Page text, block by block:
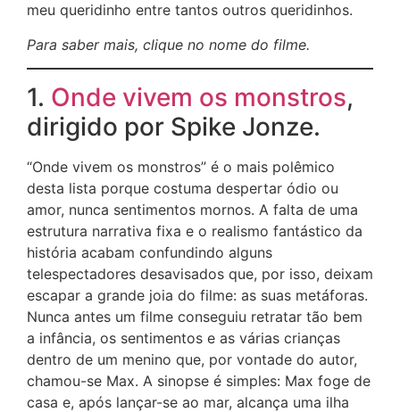
meu queridinho entre tantos outros queridinhos.
Para saber mais, clique no nome do filme.
1. Onde vivem os monstros,
dirigido por Spike Jonze.
“Onde vivem os monstros” é o mais polêmico
desta lista porque costuma despertar ódio ou
amor, nunca sentimentos mornos. A falta de uma
estrutura narrativa fixa e o realismo fantástico da
história acabam confundindo alguns
telespectadores desavisados que, por isso, deixam
escapar a grande joia do filme: as suas metáforas.
Nunca antes um filme conseguiu retratar tão bem
a infância, os sentimentos e as várias crianças
dentro de um menino que, por vontade do autor,
chamou-se Max. A sinopse é simples: Max foge de
casa e, após lançar-se ao mar, alcança uma ilha